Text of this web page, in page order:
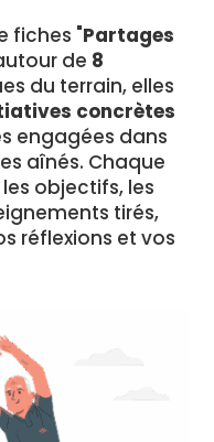
fiches "Partages
de 8
du terrain, elles
concrètes
engagées dans
aînés. Chaque
objectifs, les
tirés,
réflexions et vos